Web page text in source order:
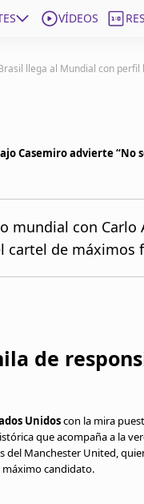
VÍDEOS
llega al Mundial con perfil
Casemiro advierte “No
mundial con
cartel de máximos
de
Unidoscon la mira
que acompaña a la
del Manchester United,
candidato.